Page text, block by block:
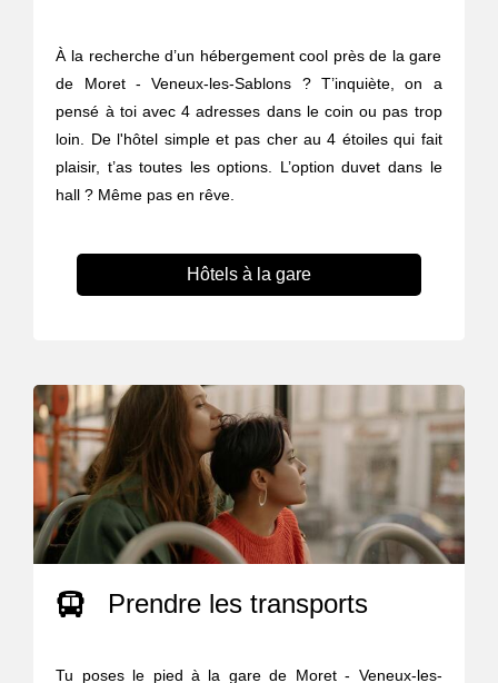
À la recherche d’un hébergement cool près de la gare
de Moret - Veneux-les-Sablons ? T’inquiète, on a
pensé à toi avec 4 adresses dans le coin ou pas trop
loin. De l'hôtel simple et pas cher au 4 étoiles qui fait
plaisir, t’as toutes les options. L’option duvet dans le
hall ? Même pas en rêve.
Hôtels à la gare
Prendre les transports
Tu poses le pied à la gare de Moret - Veneux-les-